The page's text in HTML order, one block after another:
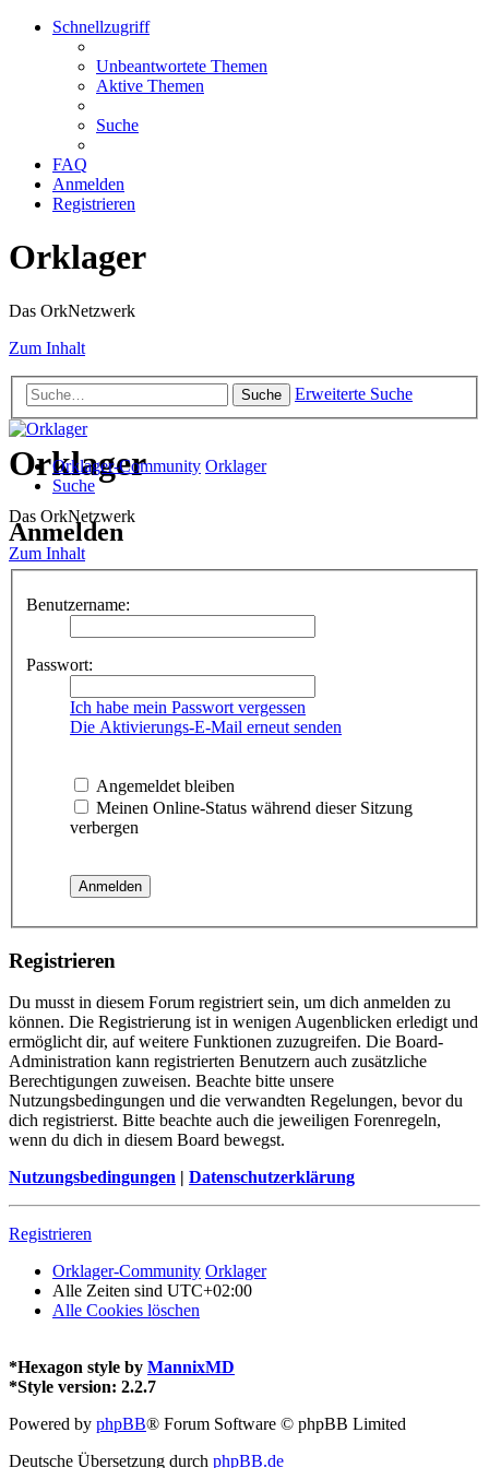
Schnellzugriff
Unbeantwortete Themen
Aktive Themen
Suche
FAQ
Anmelden
Registrieren
Orklager
Das OrkNetzwerk
Zum Inhalt
Suche Erweiterte Suche
Orklager
Das OrkNetzwerk
Zum Inhalt
Orklager-Community Orklager
Suche
Anmelden
Benutzername:
Passwort:
Ich habe mein Passwort vergessen
Die Aktivierungs-E-Mail erneut senden
Angemeldet bleiben
Meinen Online-Status während dieser Sitzung
verbergen
Registrieren
Du musst in diesem Forum registriert sein, um dich anmelden zu
können. Die Registrierung ist in wenigen Augenblicken erledigt und
ermöglicht dir, auf weitere Funktionen zuzugreifen. Die Board-
Administration kann registrierten Benutzern auch zusätzliche
Berechtigungen zuweisen. Beachte bitte unsere
Nutzungsbedingungen und die verwandten Regelungen, bevor du
dich registrierst. Bitte beachte auch die jeweiligen Forenregeln,
wenn du dich in diesem Board bewegst.
Nutzungsbedingungen | Datenschutzerklärung
Registrieren
Orklager-Community Orklager
Alle Zeiten sind UTC+02:00
Alle Cookies löschen
*Hexagon style by MannixMD
*Style version: 2.2.7
Powered by phpBB® Forum Software © phpBB Limited
Deutsche Übersetzung durch phpBB.de